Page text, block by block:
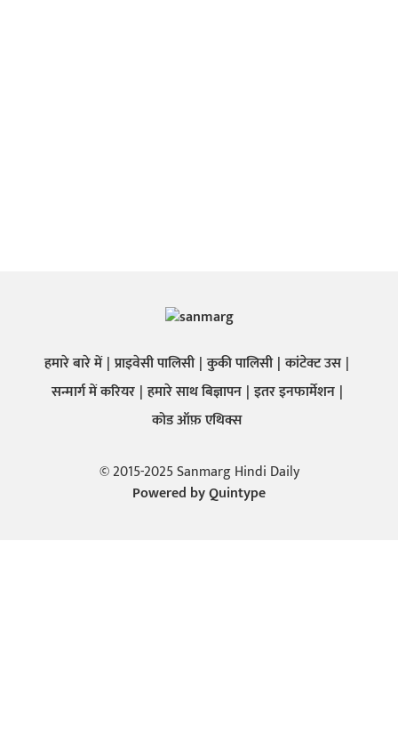
हमारे बारे में प्राइवेसी पालिसी कुकी पालिसी कांटेक्ट उस
सन्मार्ग में करियर हमारे साथ बिज्ञापन इतर इनफार्मेशन
कोड ऑफ़ एथिक्स
© 2015-2025 Sanmarg Hindi Daily
Powered byQuintype